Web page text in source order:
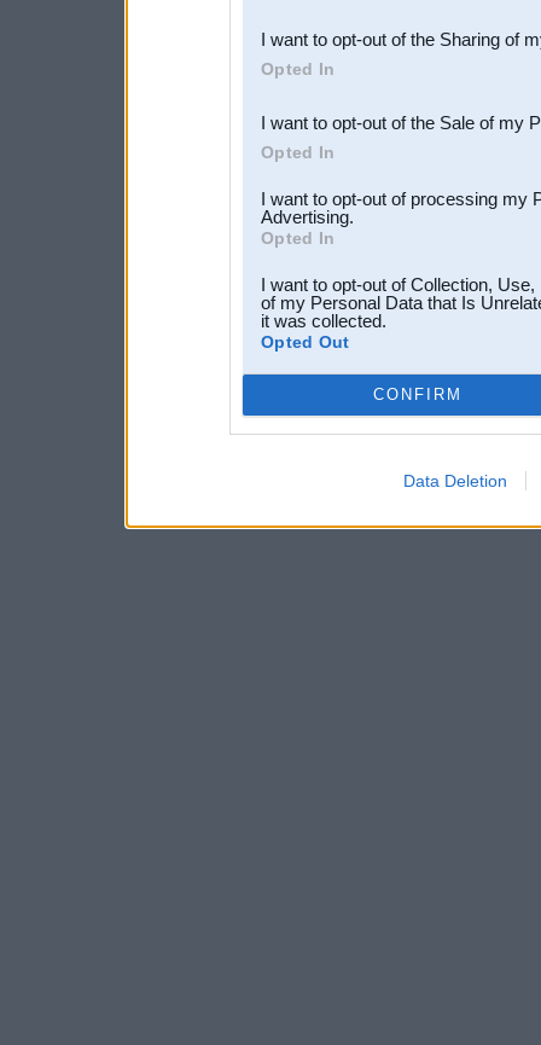
Downstream Participants
third parties.
I want to opt-out of the Sharing of
Opted In
I want to opt-out of the Sale of my
Opted In
I want to opt-out of processing my
Advertising.
Opted In
I want to opt-out of Collection,
of my Personal Data that Is
it was collected.
Opted Out
CONFIRM
Data Deletion